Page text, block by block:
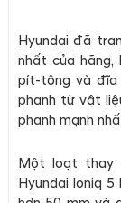
Hyundai đã
nhất của
pít-tông và đĩa
phanh từ vật
phanh mạnh
Một loạt thay
Hyundai Ioniq